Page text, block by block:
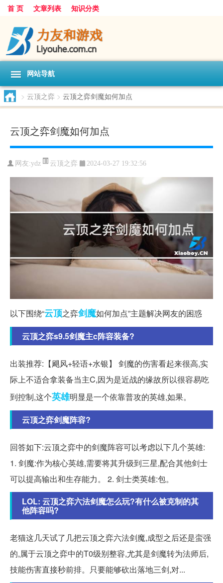
首 页 文章列表 知识分类
网站导航
> 云顶之弈 > 云顶之弈剑魔如何加点
云顶之弈剑魔如何加点
网友:ydz 云顶之弈 2024-03-27 19:32:56
以下围绕“云顶之弈剑魔如何加点”主题解决网友的困惑
云顶之弈s9.5剑魔主c阵容装备?
出装推荐:【飓风+轻语+水银】 剑魔的伤害看起来很高,实
际上不适合拿装备当主C,因为是近战的缘故所以很容易吃
到控制,这个英雄明显是一个依靠普攻的英雄,如果。
云顶之弈剑魔阵容?
回答如下:云顶之弈中的剑魔阵容可以考虑以下几个英雄:
1. 剑魔:作为核心英雄,需要将其升级到三星,配合其他剑士
可以提高输出和生存能力。 2. 剑士类英雄:包。
LOL: 云顶之弈六法剑魔怎么玩?有什么被克制的其
他阵容吗?
老猫这几天试了几把云顶之弈六法剑魔,成型之后还是蛮强
的,属于云顶之弈中的T0级别整容,尤其是剑魔转为法师后,
技能伤害直接秒前排。只要能够砍出落地三剑,对...